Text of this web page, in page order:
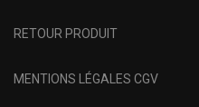
RETOUR PRODUIT
MENTIONS LÉGALES CGV